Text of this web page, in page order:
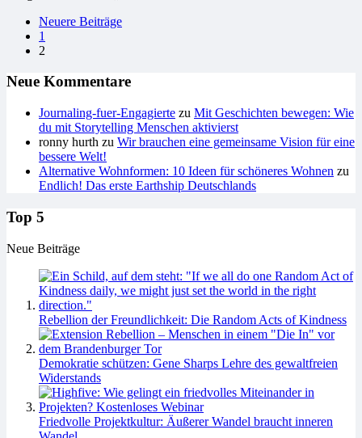
Seitennummerierung
der
Neuere Beiträge
1
2
Neue Kommentare
Journaling-fuer-Engagierte zu Mit Geschichten bewegen: Wie
du mit Storytelling Menschen aktivierst
ronny hurth zu Wir brauchen eine gemeinsame Vision für eine
bessere Welt!
Alternative Wohnformen: 10 Ideen für schöneres Wohnen zu
Endlich! Das erste Earthship Deutschlands
Top 5
Neue Beiträge
Rebellion der Freundlichkeit: Die Random Acts of Kindness
Demokratie schützen: Gene Sharps Lehre des gewaltfreien
Widerstands
Friedvolle Projektkultur: Äußerer Wandel braucht inneren